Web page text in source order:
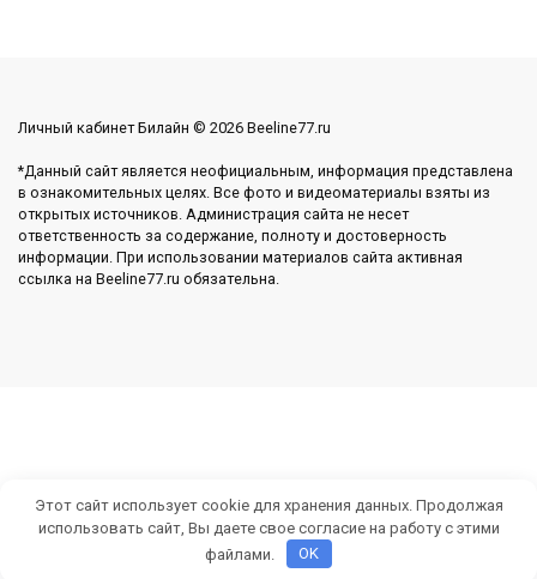
Личный кабинет Билайн © 2026 Beeline77.ru
*Данный сайт является неофициальным, информация представлена
в ознакомительных целях. Все фото и видеоматериалы взяты из
открытых источников. Администрация сайта не несет
ответственность за содержание, полноту и достоверность
информации. При использовании материалов сайта активная
ссылка на Beeline77.ru обязательна.
Этот сайт использует cookie для хранения данных. Продолжая
использовать сайт, Вы даете свое согласие на работу с этими
файлами.
OK